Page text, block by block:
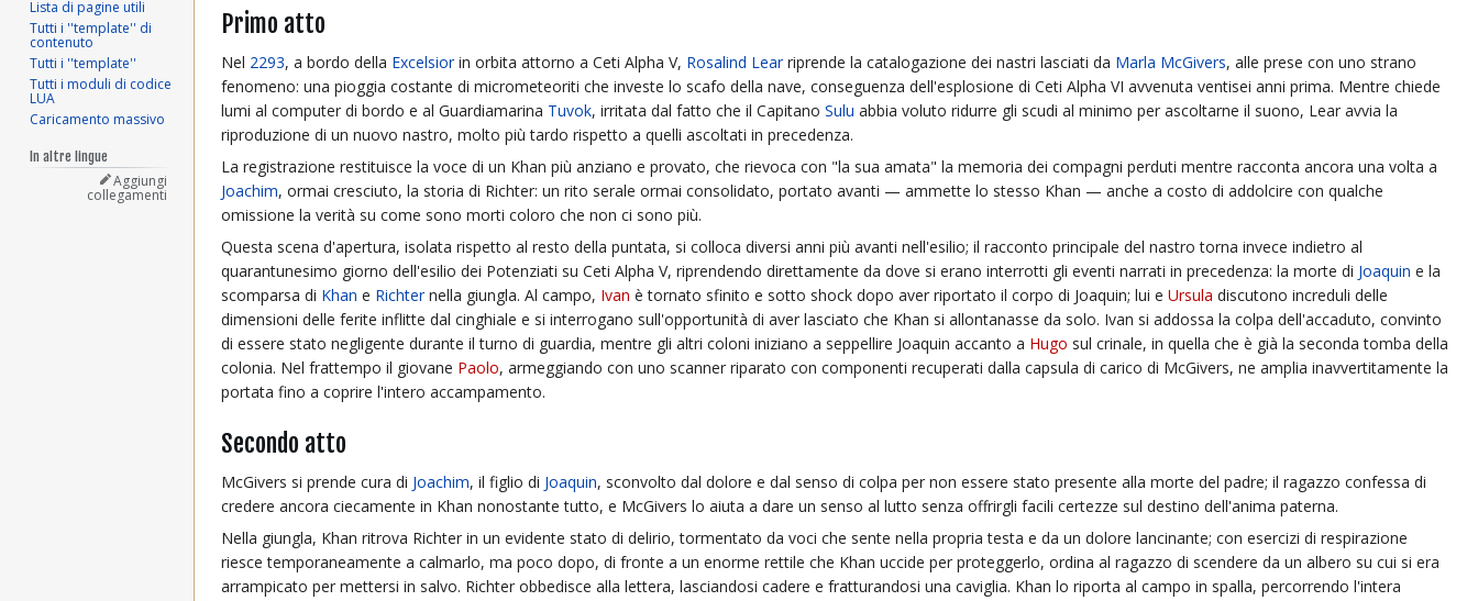
Primo atto
Nel 2293, a bordo della Excelsiorin orbita attorno a Ceti Alpha V, Rosalind Learriprende la catalogazione dei nastri lasciati da Marla McGivers, alle prese con uno strano
fenomeno: una pioggia costante di micrometeoriti che investe lo scafo della nave, conseguenza dell'esplosione di Ceti Alpha VI avvenuta ventisei anni prima. Mentre chiede
lumi al computer di bordo e al Guardiamarina Tuvok, irritata dal fatto che il Capitano Sulu abbia voluto ridurre gli scudi al minimo per ascoltarne il suono, Lear avvia la
riproduzione di un nuovo nastro, molto più tardo rispetto a quelli ascoltati in precedenza.
La registrazione restituisce la voce di un Khan più anziano e provato, che rievoca con "la sua amata" la memoria dei compagni perduti mentre racconta ancora una volta a
Joachim, ormai cresciuto, la storia di Richter: un rito serale ormai consolidato, portato avanti — ammette lo stesso Khan — anche a costo di addolcire con qualche
omissione la verità su come sono morti coloro che non ci sono più.
Questa scena d'apertura, isolata rispetto al resto della puntata, si colloca diversi anni più avanti nell'esilio; il racconto principale del nastro torna invece indietro al
quarantunesimo giorno dell'esilio dei Potenziati su Ceti Alpha V, riprendendo direttamente da dove si erano interrotti gli eventi narrati in precedenza: la morte di Joaquin e la
scomparsa di Khan e Richternella giungla. Al campo, Ivan è tornato sfinito e sotto shock dopo aver riportato il corpo di Joaquin; lui e Ursula discutono increduli delle
dimensioni delle ferite inflitte dal cinghiale e si interrogano sull'opportunità di aver lasciato che Khan si allontanasse da solo. Ivan si addossa la colpa dell'accaduto, convinto
di essere stato negligente durante il turno di guardia, mentre gli altri coloni iniziano a seppellire Joaquin accanto a Hugo sul crinale, in quella che è già la seconda tomba della
colonia. Nel frattempo il giovane Paolo, armeggiando con uno scanner riparato con componenti recuperati dalla capsula di carico di McGivers, ne amplia inavvertitamente la
portata fino a coprire l'intero accampamento.
Secondo atto
McGivers si prende cura di Joachim, il figlio di Joaquin, sconvolto dal dolore e dal senso di colpa per non essere stato presente alla morte del padre; il ragazzo confessa di
credere ancora ciecamente in Khan nonostante tutto, e McGivers lo aiuta a dare un senso al lutto senza offrirgli facili certezze sul destino dell'anima paterna.
Nella giungla, Khan ritrova Richter in un evidente stato di delirio, tormentato da voci che sente nella propria testa e da un dolore lancinante; con esercizi di respirazione
riesce temporaneamente a calmarlo, ma poco dopo, di fronte a un enorme rettile che Khan uccide per proteggerlo, ordina al ragazzo di scendere da un albero su cui si era
arrampicato per mettersi in salvo. Richter obbedisce alla lettera, lasciandosi cadere e fratturandosi una caviglia. Khan lo riporta al campo in spalla, percorrendo l'intera
Lista di pagine utili
Tutti i ''template'' di
contenuto
Tutti i ''template''
Tutti i moduli di codice
LUA
Caricamento massivo
In altre lingue
Aggiungi
collegamenti